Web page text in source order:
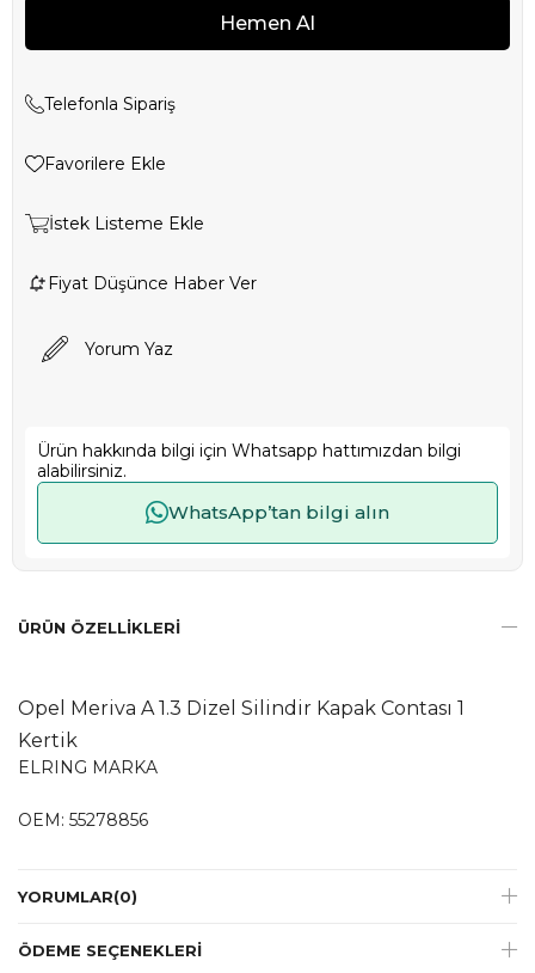
Telefonla Sipariş
Favorilere Ekle
İstek Listeme Ekle
Fiyat Düşünce Haber Ver
Yorum Yaz
Ürün hakkında bilgi için Whatsapp hattımızdan bilgi
alabilirsiniz.
WhatsApp’tan bilgi alın
ÜRÜN ÖZELLIKLERI
Opel Meriva A 1.3 Dizel Silindir Kapak Contası 1
Kertik
ELRING MARKA
OEM: 55278856
YORUMLAR(0)
ÖDEME SEÇENEKLERI